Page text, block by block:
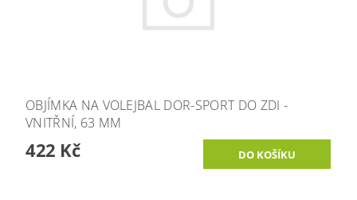
OBJÍMKA NA VOLEJBAL DOR-SPORT DO ZDI -
VNITŘNÍ, 63 MM
422 Kč